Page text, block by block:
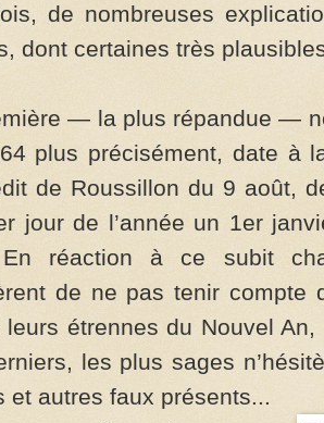
de nombreuses
dont certaines très
— la plus répandue —
plus précisément, date à
de Roussillon du 9 août,
jour de l’année un 1er
réaction à ce subit
de ne pas tenir compte
leurs étrennes du Nouvel
les plus sages
et autres faux présents...